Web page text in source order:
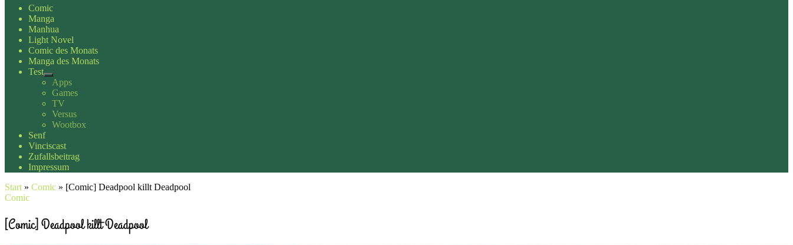
Comic
Manga
Manhua
Light Novel
Comic des Monats
Manga des Monats
Test
Apps
Games
TV
Versus
Wootbox
Senf
Vinciscast
Zufallsbeitrag
Impressum
Start » Comic » [Comic] Deadpool killt Deadpool
Comic
[Comic] Deadpool killt Deadpool